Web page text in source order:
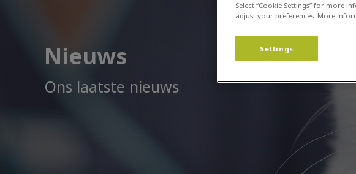
Nieuws
Ons laatste nieuws
Select “Cookie Settings” for more
adjust your preferences. More
Settings